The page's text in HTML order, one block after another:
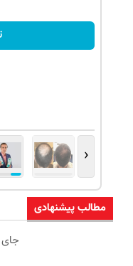
‹
مطالب پیشنهادی